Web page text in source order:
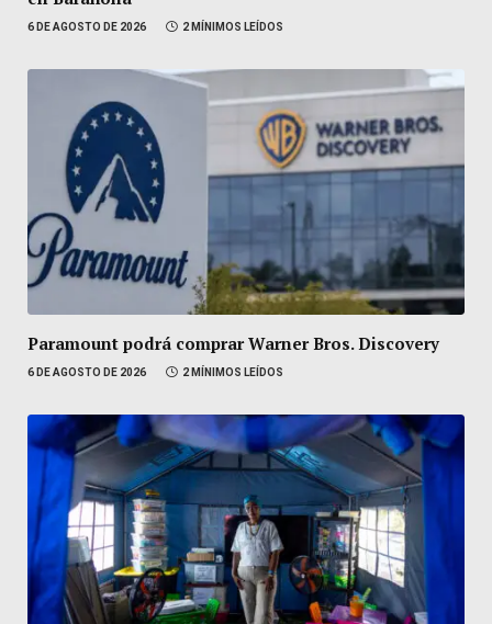
6 DE AGOSTO DE 2026 2 MÍNIMOS LEÍDOS
Paramount podrá comprar Warner Bros. Discovery
6 DE AGOSTO DE 2026 2 MÍNIMOS LEÍDOS